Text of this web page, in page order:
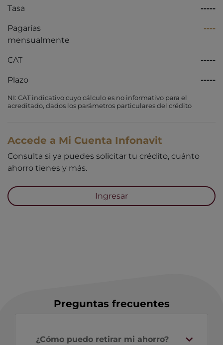
Tasa -----
Pagarías
mensualmente
----
CAT -----
Plazo -----
NI: CAT indicativo cuyo cálculo es no informativo para el
acreditado, dados los parámetros particulares del crédito
Accede a Mi Cuenta Infonavit
Consulta si ya puedes solicitar tu crédito, cuánto
ahorro tienes y más.
Ingresar
Preguntas frecuentes
¿Cómo puedo retirar mi ahorro?